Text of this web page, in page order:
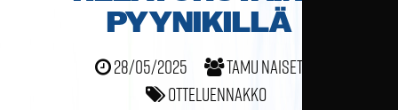
PYYNIKILLÄ
28/05/2025
TamU naiset
Otteluennakko